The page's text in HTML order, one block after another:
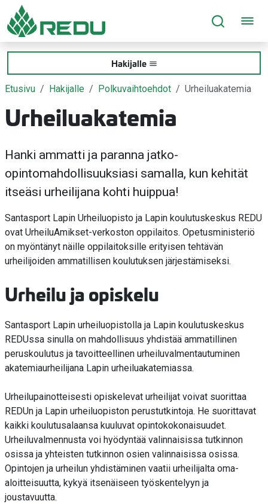
Siirry sivusisältöön
Hakijalle
Etusivu Hakijalle Polkuvaihtoehdot Urheiluakatemia
Urheiluakatemia
Hanki ammatti ja paranna jatko-
opintomahdollisuuksiasi samalla, kun kehität
itseäsi urheilijana kohti huippua!
Santasport Lapin Urheiluopisto ja Lapin koulutuskeskus REDU
ovat UrheiluAmikset-verkoston oppilaitos. Opetusministeriö
on myöntänyt näille oppilaitoksille erityisen tehtävän
urheilijoiden ammatillisen koulutuksen järjestämiseksi.
Urheilu ja opiskelu
Santasport Lapin urheiluopistolla ja Lapin koulutuskeskus
REDUssa sinulla on mahdollisuus yhdistää ammatillinen
peruskoulutus ja tavoitteellinen urheiluvalmentautuminen
akatemiaurheilijana Lapin urheiluakatemiassa.
Urheilupainotteisesti opiskelevat urheilijat voivat suorittaa
REDUn ja Lapin urheiluopiston perustutkintoja. He suorittavat
kaikki koulutusalaansa kuuluvat opintokokonaisuudet.
Urheiluvalmennusta voi hyödyntää valinnaisissa tutkinnon
osissa ja yhteisten tutkinnon osien valinnaisissa osissa.
Opintojen ja urheilun yhdistäminen vaatii urheilijalta oma-
aloitteisuutta, kykyä itsenäiseen työskentelyyn ja
joustavuutta.